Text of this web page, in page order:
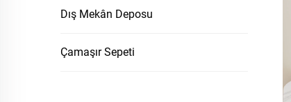
Dış Mekân Deposu
Çamaşır Sepeti